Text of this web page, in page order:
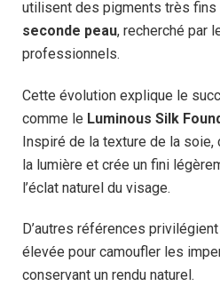
utilisent des pigments très fins
seconde peau, recherché par
professionnels.
Cette évolution explique le
comme le Luminous Silk
Inspiré de la texture de la
la lumière et crée un fini
l’éclat naturel du visage.
D’autres références
élevée pour camoufler les
conservant un rendu naturel.